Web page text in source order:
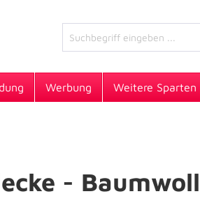
Werbung Weitere Sparten
-